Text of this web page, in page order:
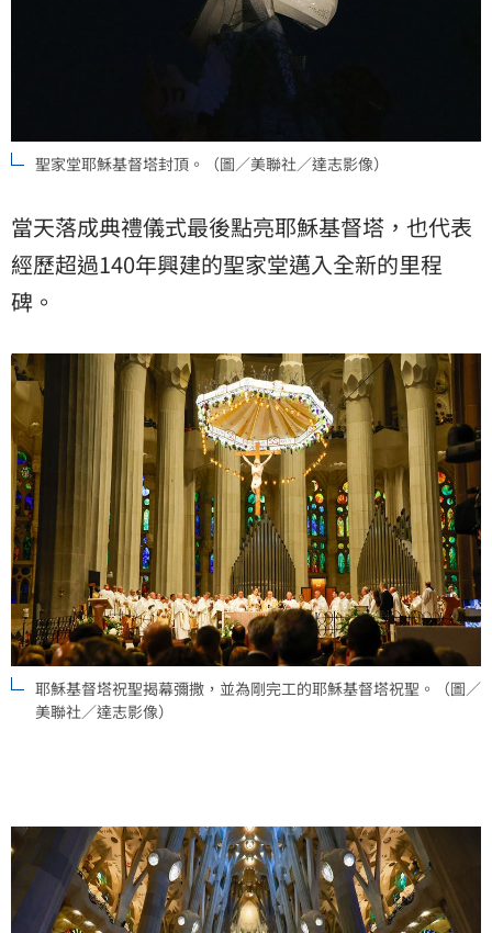
聖家堂耶穌基督塔封頂。（圖／美聯社／達志影像）
當天落成典禮儀式最後點亮耶穌基督塔，也代表
經歷超過140年興建的聖家堂邁入全新的里程
碑。
耶穌基督塔祝聖揭幕彌撒，並為剛完工的耶穌基督塔祝聖。（圖／
美聯社／達志影像）